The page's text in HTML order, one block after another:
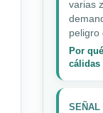
varias
peligro
Por
cálidas
SEÑAL